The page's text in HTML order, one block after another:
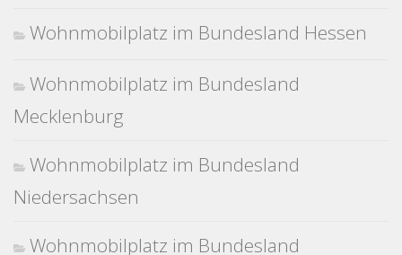
Wohnmobilplatz im Bundesland Hessen
Wohnmobilplatz im Bundesland
Mecklenburg
Wohnmobilplatz im Bundesland
Niedersachsen
Wohnmobilplatz im Bundesland